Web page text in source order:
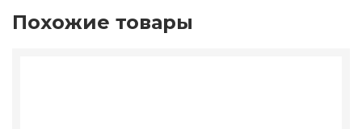
Похожие товары